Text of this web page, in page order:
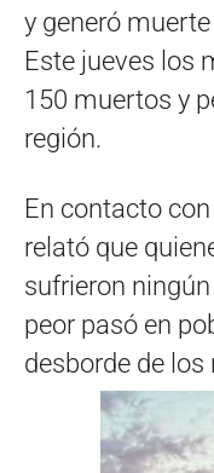
y generó
Este jueves los
150 muertos y
región.
En contacto
relató que
sufrieron
peor pasó en
desborde de los